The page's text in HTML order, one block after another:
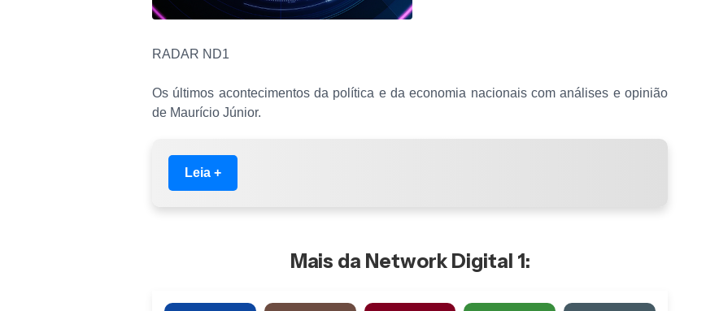
RADAR ND1
Os últimos acontecimentos da política e da economia nacionais com análises e opinião
de Maurício Júnior.
Leia +
Mais da Network Digital 1: